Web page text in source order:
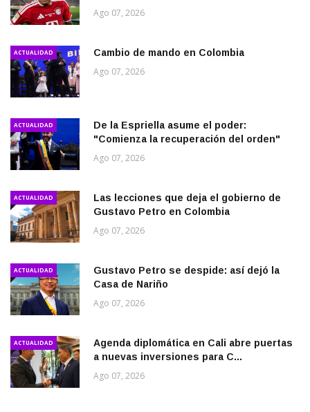
Ago 07, 2026
ACTUALIDAD Cambio de mando en Colombia
Ago 07, 2026
ACTUALIDAD
De la Espriella asume el poder:
"Comienza la recuperación del orden"
Ago 07, 2026
ACTUALIDAD
Las lecciones que deja el gobierno de
Gustavo Petro en Colombia
Ago 07, 2026
ACTUALIDAD
Gustavo Petro se despide: así dejó la
Casa de Nariño
Ago 07, 2026
ACTUALIDAD
Agenda diplomática en Cali abre puertas
a nuevas inversiones para C...
Ago 07, 2026